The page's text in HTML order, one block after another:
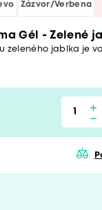
Zázvor/Verbena
Gél - Zelené
zeleného jablka je